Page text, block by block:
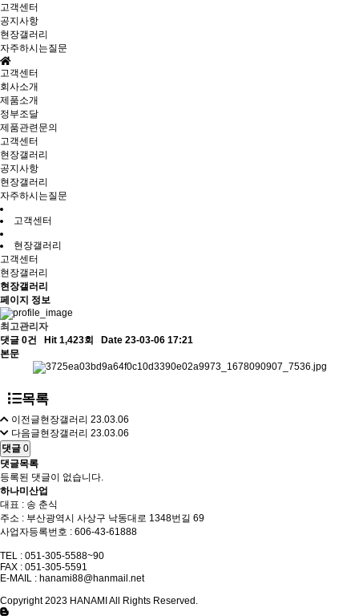
고객센터
공지사항
현장갤러리
자주하시는질문
고객센터
회사소개
제품소개
정부조달
제품관련문의
고객센터
현장갤러리
공지사항
현장갤러리
자주하시는질문
고객센터
현장갤러리
고객센터
현장갤러리
현장갤러리
페이지 정보
최고관리자
댓글 0건
Hit 1,423회
Date 23-03-06 17:21
본문
목록
이전글현장갤러리 23.03.06
다음글현장갤러리 23.03.06
댓글 0
댓글목록
등록된 댓글이 없습니다.
하나미산업
대표 : 송 춘식
주소 : 부산광역시 사상구 낙동대로 1348번길 69
사업자등록번호 : 606-43-61888
TEL : 051-305-5588~90
FAX : 051-305-5591
E-MAIL : hanami88@hanmail.net
Copyright 2023 HANAMI All Rights Reserved.